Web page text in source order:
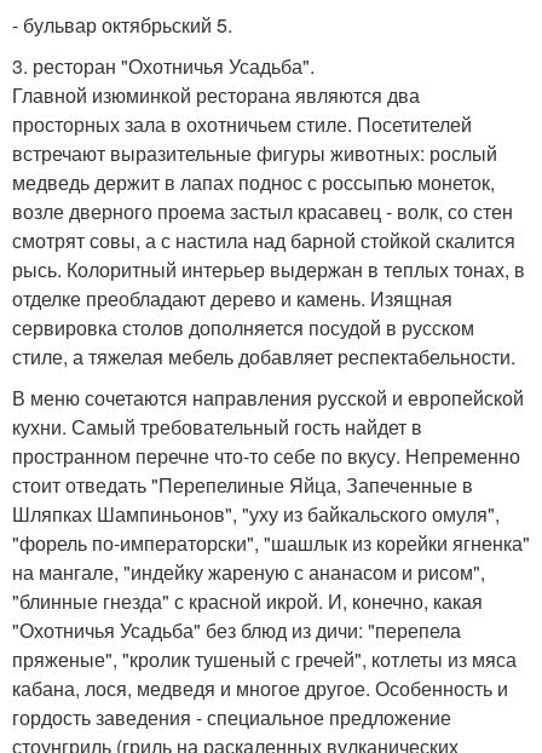
- бульвар октябрьский 5.
3. ресторан "Охотничья Усадьба".
Главной изюминкой ресторана являются два
просторных зала в охотничьем стиле. Посетителей
встречают выразительные фигуры животных: рослый
медведь держит в лапах поднос с россыпью монеток,
возле дверного проема застыл красавец - волк, со стен
смотрят совы, а с настила над барной стойкой скалится
рысь. Колоритный интерьер выдержан в теплых тонах, в
отделке преобладают дерево и камень. Изящная
сервировка столов дополняется посудой в русском
стиле, а тяжелая мебель добавляет респектабельности.
В меню сочетаются направления русской и европейской
кухни. Самый требовательный гость найдет в
пространном перечне что-то себе по вкусу. Непременно
стоит отведать "Перепелиные Яйца, Запеченные в
Шляпках Шампиньонов", "уху из байкальского омуля",
"форель по-императорски", "шашлык из корейки ягненка"
на мангале, "индейку жареную с ананасом и рисом",
"блинные гнезда" с красной икрой. И, конечно, какая
"Охотничья Усадьба" без блюд из дичи: "перепела
пряженые", "кролик тушеный с гречей", котлеты из мяса
кабана, лося, медведя и многое другое. Особенность и
гордость заведения - специальное предложение
стоунгриль (гриль на раскаленных вулканических